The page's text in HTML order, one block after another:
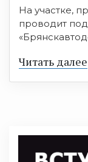
На участке,
проводит
Читать далее